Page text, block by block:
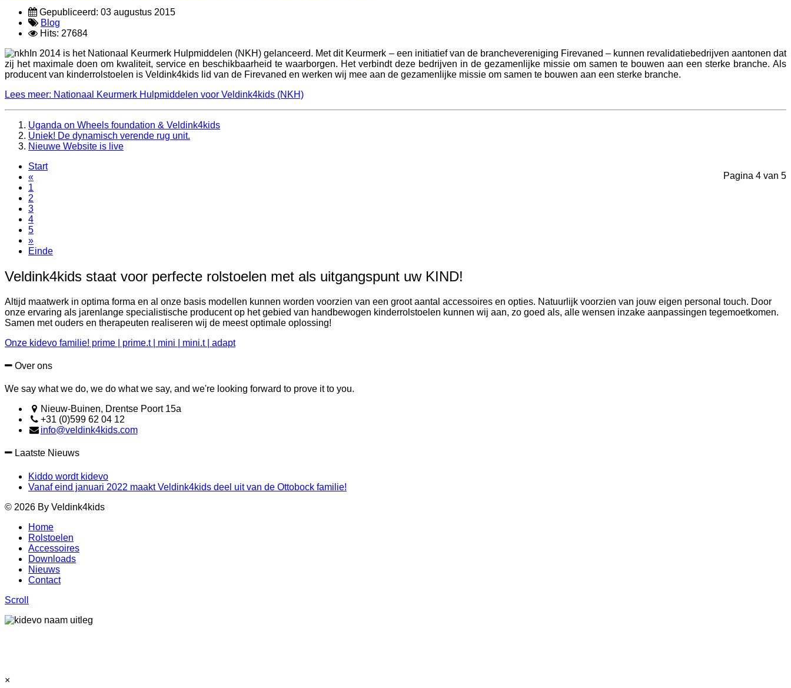
Gepubliceerd: 03 augustus 2015
Blog
Hits: 27684
In 2014 is het Nationaal Keurmerk Hulpmiddelen (NKH) gelanceerd. Met dit Keurmerk – een initiatief van de branchevereniging Firevaned – kunnen revalidatiebedrijven aantonen dat
zij het maximale doen om kwaliteit, service en beschikbaarheid te waarborgen. Het verbindt deze bedrijven in de gezamenlijke missie om samen te bouwen aan een sterke branche. Als
producent van kinderrolstoelen is Veldink4kids lid van de Firevaned en werken wij mee aan de gezamenlijke missie om samen te bouwen aan een sterke branche.
Lees meer: Nationaal Keurmerk Hulpmiddelen voor Veldink4kids (NKH)
Uganda on Wheels foundation & Veldink4kids
Uniek! De dynamisch verende rug unit.
Nieuwe Website is live
Pagina 4 van 5
Start
«
1
2
3
4
5
»
Einde
Veldink4kids staat voor perfecte rolstoelen met als uitgangspunt uw KIND!
Altijd maatwerk in optima forma en al onze basis modellen kunnen worden voorzien van een groot aantal accessoires en opties. Natuurlijk voorzien van jouw eigen personal touch. Door
onze ervaring als jarenlange specialistische producent op het gebied van handbewogen kinderrolstoelen kunnen wij aan, zo goed als, alle wensen inzake aanpassingen tegemoetkomen.
Samen met ouders en therapeuten realiseren wij de meest optimale oplossing!
Onze kidevo familie! prime | prime.t | mini | mini.t | adapt
Over ons
We say what we do, we do what we say, and we're looking forward to prove it to you.
Nieuw-Buinen, Drentse Poort 15a
+31 (0)599 62 04 12
info@veldink4kids.com
Laatste Nieuws
Kiddo wordt kidevo
Vanaf eind januari 2022 maakt Veldink4kids deel uit van de Ottobock familie!
© 2026 By Veldink4kids
Home
Rolstoelen
Accessoires
Downloads
Nieuws
Contact
Scroll
×